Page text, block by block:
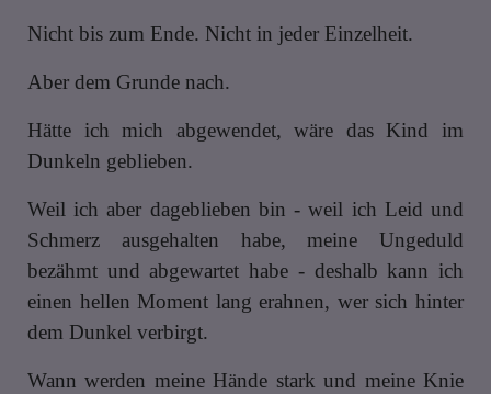
Nicht bis zum Ende. Nicht in jeder Einzelheit.
Aber dem Grunde nach.
Hätte ich mich abgewendet, wäre das Kind im
Dunkeln geblieben.
Weil ich aber dageblieben bin - weil ich Leid und
Schmerz ausgehalten habe, meine Ungeduld
bezähmt und abgewartet habe - deshalb kann ich
einen hellen Moment lang erahnen, wer sich hinter
dem Dunkel verbirgt.
Wann werden meine Hände stark und meine Knie